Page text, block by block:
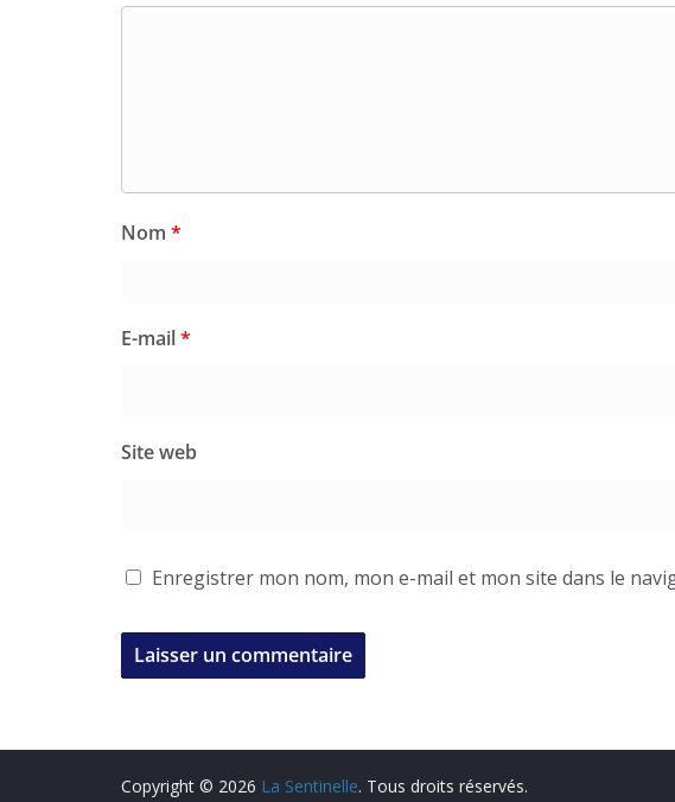
Nom *
E-mail*
Site web
Enregistrer mon nom, mon e-mail et mon site dans le
Copyright © 2026 La Sentinelle. Tous droits réservés.